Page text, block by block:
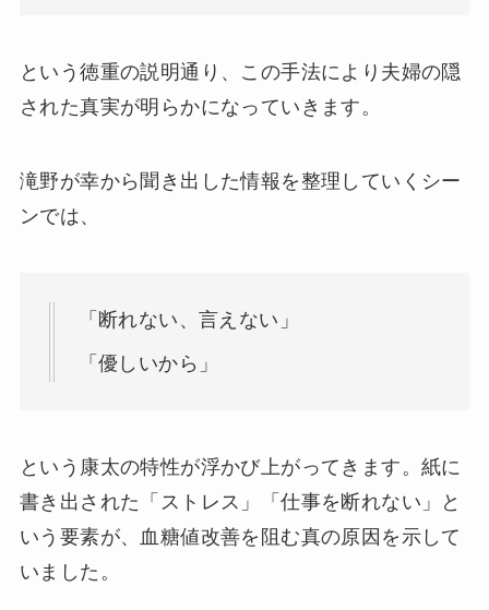
という徳重の説明通り、この手法により夫婦の隠
された真実が明らかになっていきます。
滝野が幸から聞き出した情報を整理していくシー
ンでは、
「断れない、言えない」
「優しいから」
という康太の特性が浮かび上がってきます。紙に
書き出された「ストレス」「仕事を断れない」と
いう要素が、血糖値改善を阻む真の原因を示して
いました。